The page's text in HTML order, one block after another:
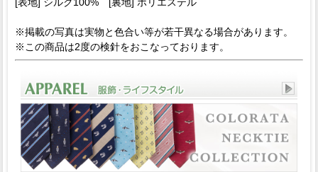
※掲載の写真は実物と色合い等が若干異なる場合があります。
※この商品は2度の検針をおこなっております。